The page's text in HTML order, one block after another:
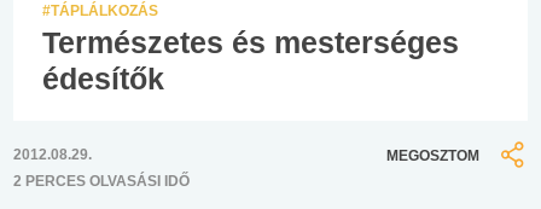
#TÁPLÁLKOZÁS
Természetes és mesterséges
édesítők
2012.08.29.
2 PERCES OLVASÁSI IDŐ
MEGOSZTOM